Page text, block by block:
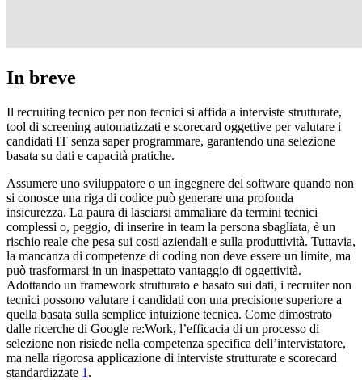
In breve
Il recruiting tecnico per non tecnici si affida a interviste strutturate,
tool di screening automatizzati e scorecard oggettive per valutare i
candidati IT senza saper programmare, garantendo una selezione
basata su dati e capacità pratiche.
Assumere uno sviluppatore o un ingegnere del software quando non
si conosce una riga di codice può generare una profonda
insicurezza. La paura di lasciarsi ammaliare da termini tecnici
complessi o, peggio, di inserire in team la persona sbagliata, è un
rischio reale che pesa sui costi aziendali e sulla produttività. Tuttavia,
la mancanza di competenze di coding non deve essere un limite, ma
può trasformarsi in un inaspettato vantaggio di oggettività.
Adottando un framework strutturato e basato sui dati, i recruiter non
tecnici possono valutare i candidati con una precisione superiore a
quella basata sulla semplice intuizione tecnica. Come dimostrato
dalle ricerche di Google re:Work, l’efficacia di un processo di
selezione non risiede nella competenza specifica dell’intervistatore,
ma nella rigorosa applicazione di interviste strutturate e scorecard
standardizzate 1 .